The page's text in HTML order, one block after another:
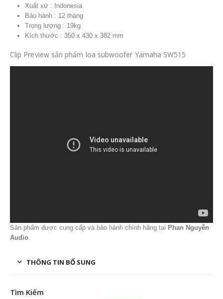
Xuất xứ : Indonesia
Bảo hành : 12 tháng
Trọng lượng : 19kg
Kích thước : 350 x 430 x 382 mm
Clip Preview sản phẩm loa subwoofer Yamaha SW515
Sản phẩm được cung cấp và bảo hành chính hãng tại Phan Nguyễn
Audio
THÔNG TIN BỔ SUNG
Tìm Kiếm